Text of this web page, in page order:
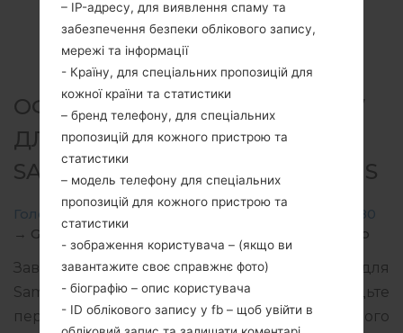
ОФІЦІЙНА ПРОШИВКА #7397
ДЛЯ GT-S7580 -
SAMSUNGGALAXY TREND PLUS
Головна Galaxy Trend Plus
SamsungGT-S7580
→ GT-S7580_PRT_1_20150213111520_k1dytjmgso.zip
Завантажте останнє оновлення прошивки для
Samsung Galaxy Trend Plus, але не забудьте
перевірити, чи відповідає номер моделі вашого
– IP-адресу, для виявлення спаму та
забезпечення безпеки облікового запису,
мережі та інформації
- Країну, для спеціальних пропозицій для
кожної країни та статистики
– бренд телефону, для спеціальних
пропозицій для кожного пристрою та
статистики
– модель телефону для спеціальних
пропозицій для кожного пристрою та
статистики
- зображення користувача – (якщо ви
завантажите своє справжнє фото)
- біографію – опис користувача
- ID облікового запису у fb – щоб увійти в